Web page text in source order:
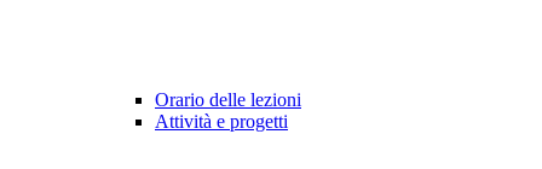
Orario delle lezioni
Attività e progetti